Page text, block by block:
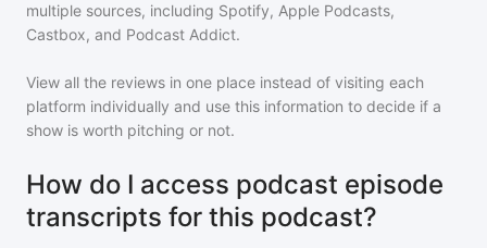
multiple sources, including Spotify, Apple Podcasts,
Castbox, and Podcast Addict.
View all the reviews in one place instead of visiting each
platform individually and use this information to decide if a
show is worth pitching or not.
How do I access podcast episode
transcripts for this podcast?